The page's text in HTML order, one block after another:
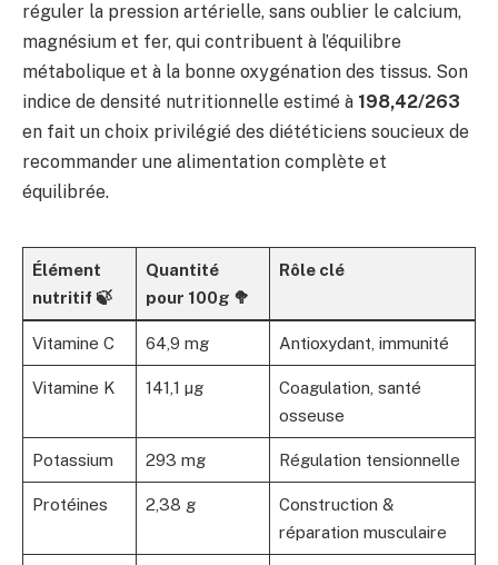
réguler la pression artérielle, sans oublier le calcium,
magnésium et fer, qui contribuent à l’équilibre
métabolique et à la bonne oxygénation des tissus. Son
indice de densité nutritionnelle estimé à 198,42/263
en fait un choix privilégié des diététiciens soucieux de
recommander une alimentation complète et
équilibrée.
Élément
nutritif 🍃
Quantité
pour 100g 🥦
Rôle clé
Vitamine C 64,9 mg Antioxydant, immunité
Vitamine K 141,1 µg
Coagulation, santé
osseuse
Potassium 293 mg Régulation tensionnelle
Protéines 2,38 g
Construction &
réparation musculaire